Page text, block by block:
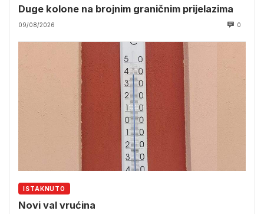
Duge kolone na brojnim graničnim prijelazima
09/08/2026 0
ISTAKNUTO
Novi val vrućina